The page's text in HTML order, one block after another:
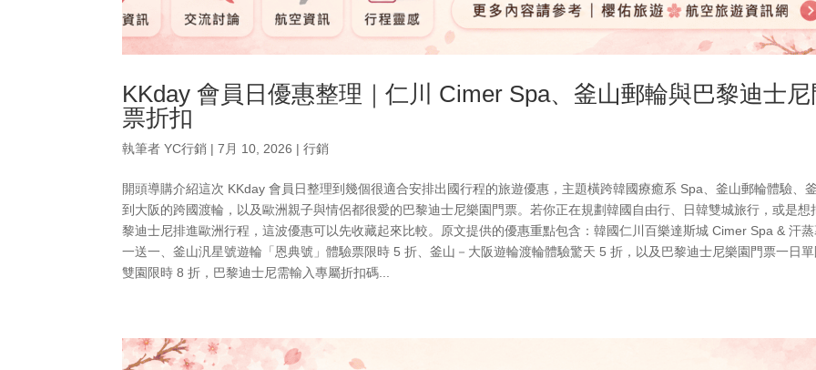
KKday 會員日優惠整理｜仁川 Cimer Spa、釜山郵輪與巴黎迪士
票折扣
執筆者YC行銷 |7月 10, 2026 |行銷
開頭導購介紹這次 KKday 會員日整理到幾個很適合安排出國行程的旅遊優惠，主題橫跨韓國療癒系 Spa、釜山郵輪體驗、
到大阪的跨國渡輪，以及歐洲親子與情侶都很愛的巴黎迪士尼樂園門票。若你正在規劃韓國自由行、日韓雙城旅行，或是想
黎迪士尼排進歐洲行程，這波優惠可以先收藏起來比較。原文提供的優惠重點包含：韓國仁川百樂達斯城 Cimer Spa & 汗
一送一、釜山汎星號遊輪「恩典號」體驗票限時 5 折、釜山－大阪遊輪渡輪體驗驚天 5 折，以及巴黎迪士尼樂園門票一日
雙園限時 8 折，巴黎迪士尼需輸入專屬折扣碼...